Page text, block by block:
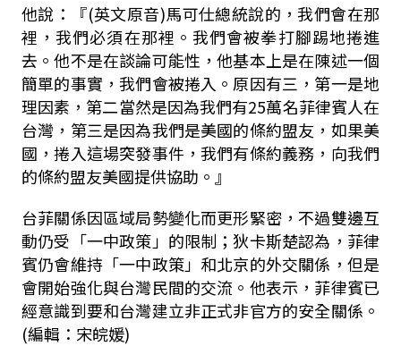
他說：『(英文原音)馬可仕總統說的，我們會在那
裡，我們必須在那裡。我們會被拳打腳踢地捲進
去。他不是在談論可能性，他基本上是在陳述一個
簡單的事實，我們會被捲入。原因有三，第一是地
理因素，第二當然是因為我們有25萬名菲律賓人在
台灣，第三是因為我們是美國的條約盟友，如果美
國，捲入這場突發事件，我們有條約義務，向我們
的條約盟友美國提供協助。』
台菲關係因區域局勢變化而更形緊密，不過雙邊互
動仍受「一中政策」的限制；狄卡斯楚認為，菲律
賓仍會維持「一中政策」和北京的外交關係，但是
會開始強化與台灣民間的交流。他表示，菲律賓已
經意識到要和台灣建立非正式非官方的安全關係。
(編輯：宋皖媛)